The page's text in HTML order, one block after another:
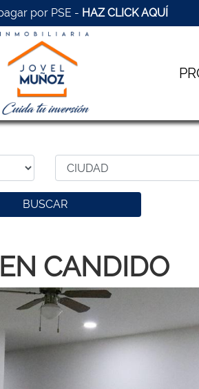
por PSE - HAZ CLICK AQUÍ
BUSCAR
CANDIDO